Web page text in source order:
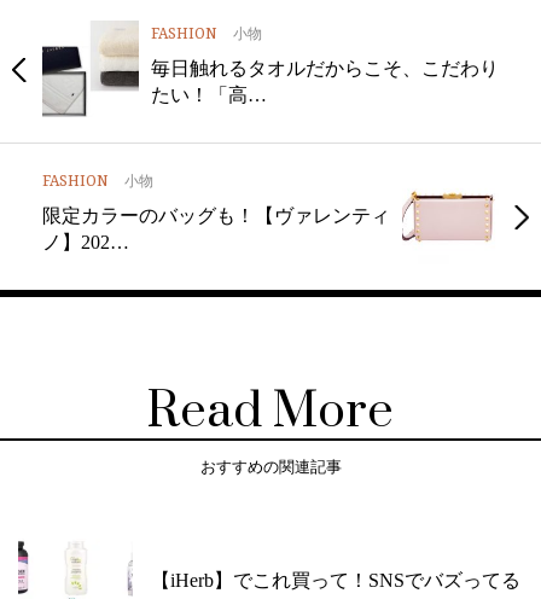
FASHION 小物
毎日触れるタオルだからこそ、こだわり
たい！「高…
FASHION 小物
限定カラーのバッグも！【ヴァレンティ
ノ】202…
Read More
おすすめの関連記事
【iHerb】でこれ買って！SNSでバズってる